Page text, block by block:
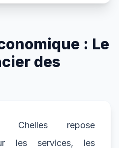
: Le
des
Chelles repose
les services, les